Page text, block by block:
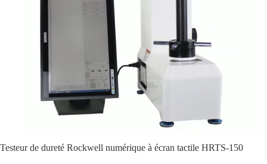
Testeur de dureté Rockwell numérique à écran tactile HRTS-150